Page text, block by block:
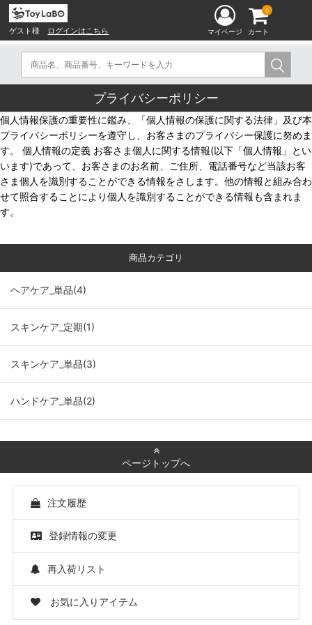
ゲスト様 ログインはこちら マイページ カート
0
プライバシーポリシー
個人情報保護の重要性に鑑み、「個人情報の保護に関する法律」及び本
プライバシーポリシーを遵守し、お客さまのプライバシー保護に努めま
す。 個人情報の定義 お客さま個人に関する情報(以下「個人情報」とい
います)であって、お客さまのお名前、ご住所、電話番号など当該お客
さま個人を識別することができる情報をさします。他の情報と組み合わ
せて照合することにより個人を識別することができる情報も含まれま
す。
商品カテゴリ
ヘアケア_単品(4)
スキンケア_定期(1)
スキンケア_単品(3)
ハンドケア_単品(2)
ページトップへ
注文履歴
登録情報の変更
再入荷リスト
お気に入りアイテム